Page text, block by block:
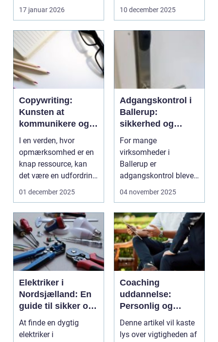
specialiseret viden,...
17 januar 2026 overfladen. K...
10 december 2025
Copywriting:
Kunsten at
kommunikere og
konvertere
I en verden, hvor
opmærksomhed er en
knap ressource, kan
det være en udfordring
at f&ari...
01 december 2025
Adgangskontrol i
Ballerup:
sikkerhed og
fleksibilitet
For mange
virksomheder i
Ballerup er
adgangskontrol blevet
en central del af den
04 november 2025
Elektriker i
Nordsjælland: En
guide til sikker og
professionel el-
service
At finde en dygtig
elektriker i
Coaching
uddannelse:
Personlig og
professionel
udvikling
Denne artikel vil kaste
lys over vigtigheden af